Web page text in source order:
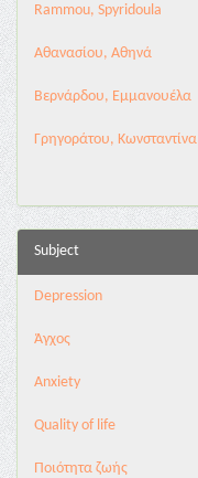
Rammou, Spyridoula
Αθανασίου, Αθηνά
Βερνάρδου, Εμμανουέλα
Γρηγοράτου, Κωνσταντίνα
Subject
Depression
Άγχος
Anxiety
Quality of life
Ποιότητα ζωής